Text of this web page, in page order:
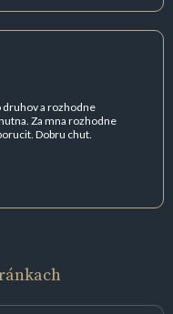
a rozhodne
Za mna rozhodne
Dobru chut.